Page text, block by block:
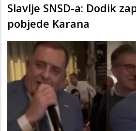
Slavlje SNSD-a: Dodik
pobjede Karana